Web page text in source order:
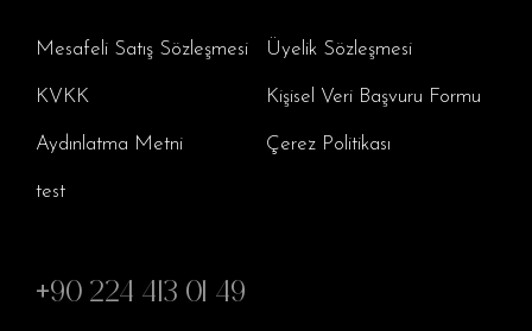
Mesafeli Satış Sözleşmesi Üyelik Sözleşmesi
KVKK Kişisel Veri Başvuru Formu
Aydınlatma Metni Çerez Politikası
test
+90 224 413 01 49